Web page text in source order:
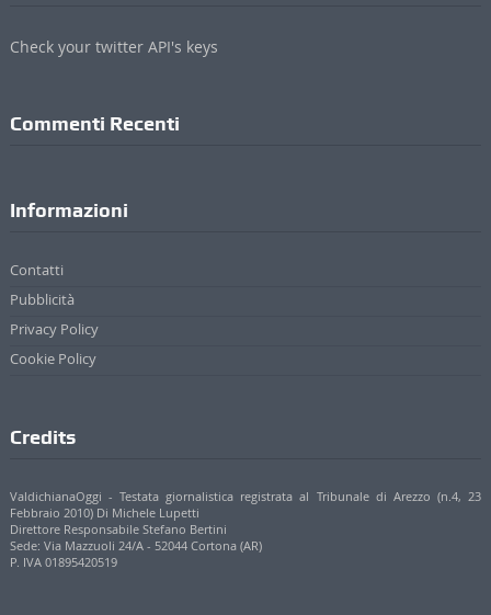
Check your twitter API's keys
Commenti Recenti
Informazioni
Contatti
Pubblicità
Privacy Policy
Cookie Policy
Credits
ValdichianaOggi - Testata giornalistica registrata al Tribunale di Arezzo (n.4, 23
Febbraio 2010) Di Michele Lupetti
Direttore Responsabile Stefano Bertini
Sede: Via Mazzuoli 24/A - 52044 Cortona (AR)
P. IVA 01895420519